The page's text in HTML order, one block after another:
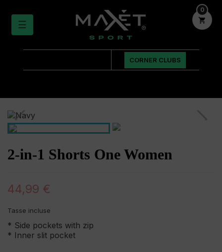
navigazione
Toggle
☰
CORNER CLUBS
2-in-1 Shorts One Women
44,99 €
Tasse incluse
* Side pockets with zip
* Inner slit pocket

0